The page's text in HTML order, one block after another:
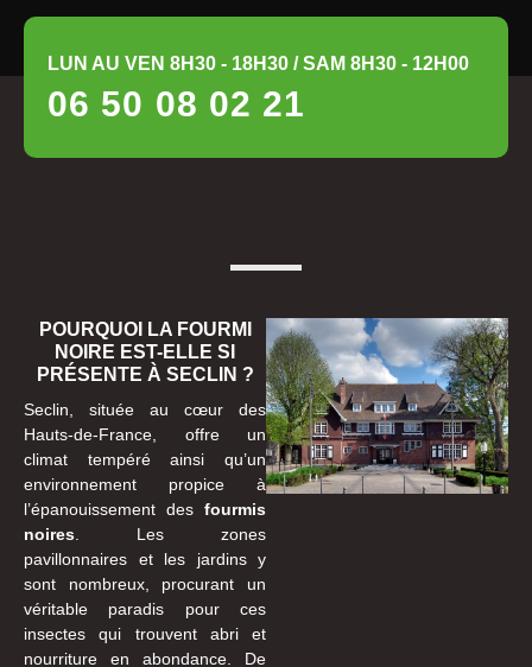
LUN AU VEN 8H30 - 18H30 / SAM 8H30 - 12H00
06 50 08 02 21
POURQUOI LA FOURMI
NOIRE EST-ELLE SI
PRÉSENTE À SECLIN ?
Seclin, située au cœur des
Hauts-de-France, offre un
climat tempéré ainsi qu’un
environnement propice à
l’épanouissement des fourmis
noires . Les zones
pavillonnaires et les jardins y
sont nombreux, procurant un
véritable paradis pour ces
insectes qui trouvent abri et
nourriture en abondance. De